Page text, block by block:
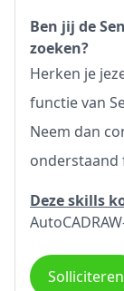
Ben jij de
zoeken?
Herken je
functie van
Neem dan
onderstaand
Deze skills
Solliciteren